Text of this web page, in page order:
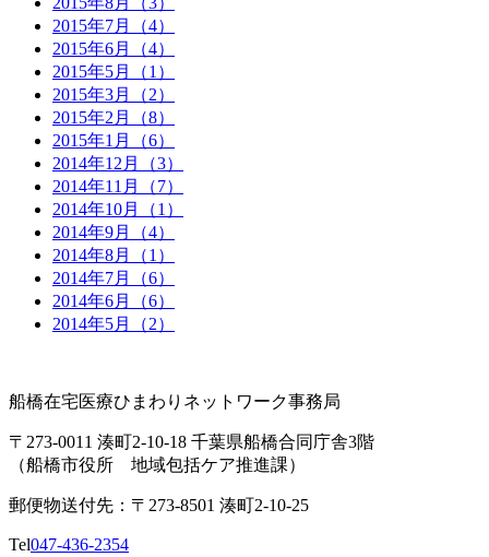
2015年7月（4）
2015年6月（4）
2015年5月（1）
2015年3月（2）
2015年2月（8）
2015年1月（6）
2014年12月（3）
2014年11月（7）
2014年10月（1）
2014年9月（4）
2014年8月（1）
2014年7月（6）
2014年6月（6）
2014年5月（2）
船橋在宅医療ひまわりネットワーク事務局
〒273-0011 湊町2-10-18 千葉県船橋合同庁舎3階
（船橋市役所 地域包括ケア推進課）
郵便物送付先：〒273-8501 湊町2-10-25
Tel047-436-2354